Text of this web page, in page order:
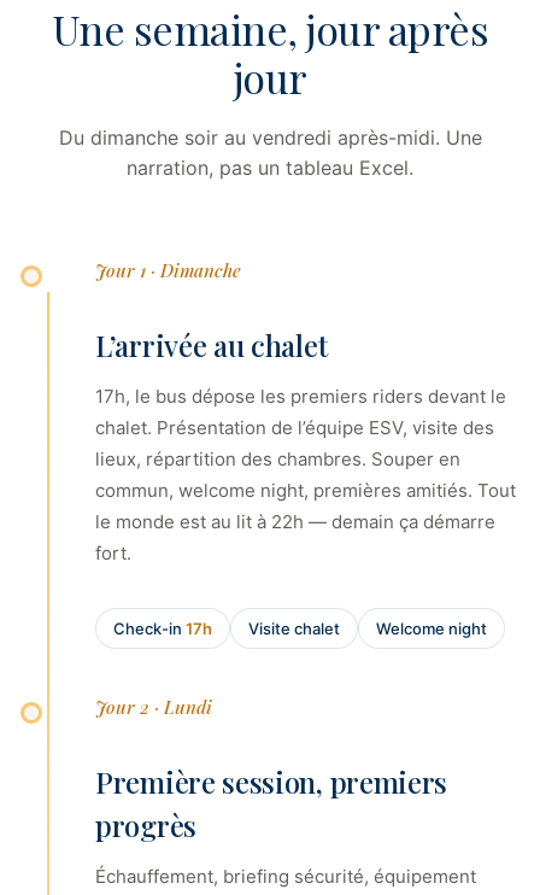
Une semaine, jour après
jour
Du dimanche soir au vendredi après-midi. Une
narration, pas un tableau Excel.
Jour 1 · Dimanche
L’arrivée au chalet
17h, le bus dépose les premiers riders devant le
chalet. Présentation de l’équipe ESV, visite des
lieux, répartition des chambres. Souper en
commun, welcome night, premières amitiés. Tout
le monde est au lit à 22h — demain ça démarre
fort.
Check-in 17h Visite chalet Welcome night
Jour 2 · Lundi
Première session, premiers
progrès
Échauffement, briefing sécurité, équipement